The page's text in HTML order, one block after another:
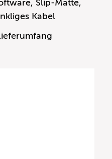
Slip-Matte,
Kabel